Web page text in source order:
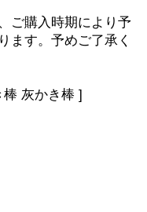
ご購入時期により予
ます。予めご了承く
灰かき棒 ]